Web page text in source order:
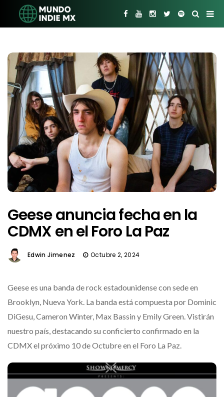
Geese anuncia fecha en la
CDMX en el Foro La Paz
Edwin Jimenez Octubre 2, 2024
Geese es una banda de rock estadounidense con sede en
Brooklyn, Nueva York. La banda está compuesta por Dominic
DiGesu, Cameron Winter, Max Bassin y Emily Green. Vistirán
nuestro país, destacando su conficierto confirmado en la
CDMX el próximo 10 de Octubre en el Foro La Paz.